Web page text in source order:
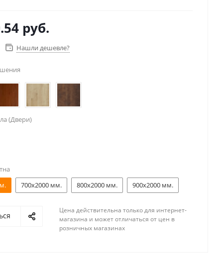
руб.
Нашли дешевле?
(Двери)
700x2000 мм. 800x2000 мм. 900x2000 мм.
Цена действительна только для интернет-
магазина и может отличаться от цен в
розничных магазинах